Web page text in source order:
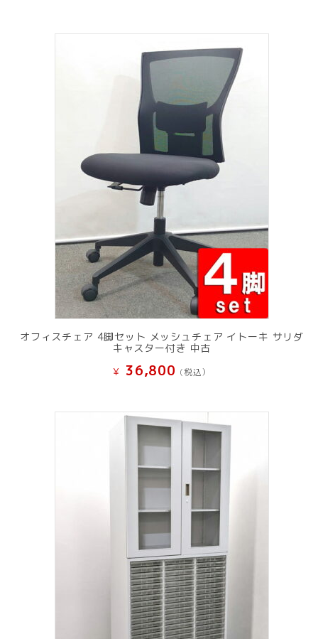
オフィスチェア 4脚セット メッシュチェア イトーキ サリダ
キャスター付き 中古
¥ 36,800 (税込）